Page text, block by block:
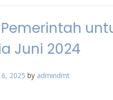
Juni 2024
2025 by admindmt